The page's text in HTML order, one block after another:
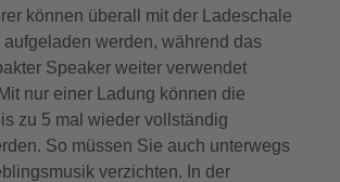
können überall mit der Ladeschale
werden, während das
Speaker weiter verwendet
nur einer Ladung können die
zu 5 mal wieder vollständig
So müssen Sie auch unterwegs
verzichten. In der